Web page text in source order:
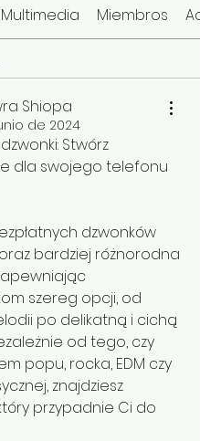
Multimedia Miembros
Shiopa
de 2024
Stwórz
dla swojego telefonu
dzwonków
bardziej różnorodna
szereg opcji, od
po delikatną i cichą
od tego, czy
popu, rocka, EDM czy
znajdziesz
przypadnie Ci do